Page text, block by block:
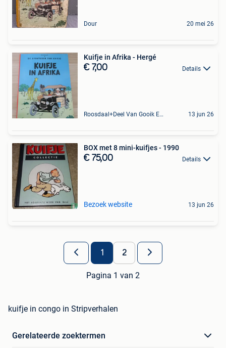
Dour 20 mei 26
Kuifje in Afrika - Hergé
€ 7,00 Details
Roosdaal+Deel Van Gooik En Sint-Kwintens-Lennik 13 jun 26
BOX met 8 mini-kuifjes - 1990
€ 75,00 Details
Bezoek website 13 jun 26
1 2
Pagina 1 van 2
kuifje in congo in Stripverhalen
Gerelateerde zoektermen